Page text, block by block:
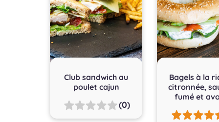
Club sandwich au
poulet cajun
(0)
Bagels à la
citronnée,
fumé et